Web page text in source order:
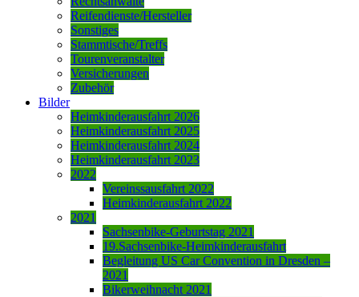
Reifendienste/Hersteller
Sonstiges
Stammtische/Treffs
Tourenveranstalter
Versicherungen
Zubehör
Bilder
Heimkinderausfahrt 2026
Heimkinderausfahrt 2025
Heimkinderausfahrt 2024
Heimkinderausfahrt 2023
2022
Vereinssausfahrt 2022
Heimkinderausfahrt 2022
2021
Sachsenbike-Geburtstag 2021
19.Sachsenbike-Heimkinderausfahrt
Begleitung US Car Convention in Dresden –
2021
Bikerweihnacht 2021